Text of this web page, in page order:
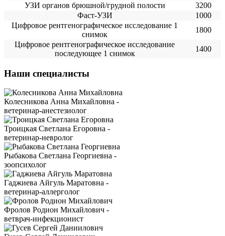
УЗИ органов брюшной/грудной полости
3200
Фаст-УЗИ
1000
Цифровое рентгенографическое исследование 1
снимок
1800
Цифровое рентгенографическое исследование
последующее 1 снимок
1400
Наши специалисты
Колесникова Анна Михайловна -
ветеринар-анестезиолог
Троицкая Светлана Егоровна -
ветеринар-невролог
Рыбакова Светлана Георгиевна -
зоопсихолог
Гаджиева Айгуль Маратовна -
ветеринар-аллерголог
Фролов Родион Михайлович -
ветврач-инфекционист